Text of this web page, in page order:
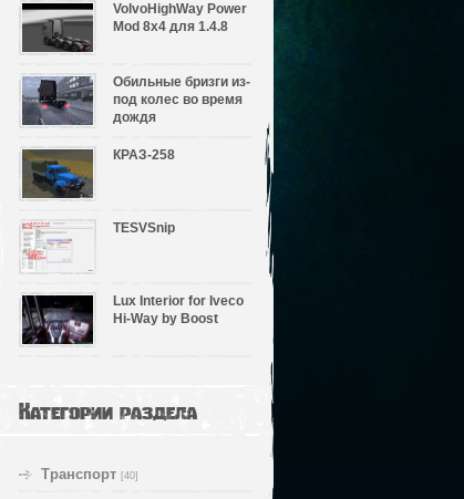
VolvoHighWay Power
Mod 8х4 для 1.4.8
Обильные бризги из-
под колес во время
дождя
КРАЗ-258
TESVSnip
Lux Interior for Iveco
Hi-Way by Boost
Категории раздела
Транспорт [40]